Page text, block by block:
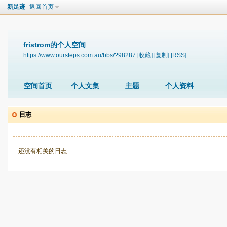
新足迹 返回首页
fristrom的个人空间
https://www.oursteps.com.au/bbs/?98287 [收藏] [复制] [RSS]
空间首页 个人文集 主题 个人资料
日志
还没有相关的日志